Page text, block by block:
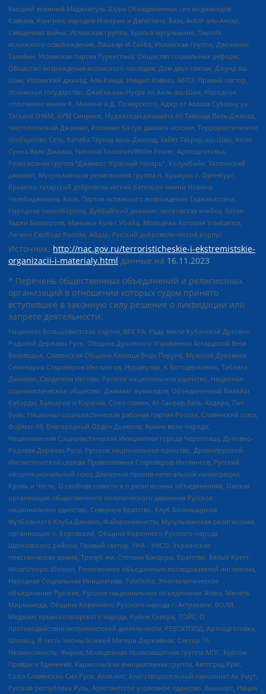
Высший военный Маджлисуль Шура Объединенных сил моджахедов
Кавказа, Конгресс народов Ичкерии и Дагестана, База, Асбат аль-Ансар,
Священная война, Исламская группа, Братья-мусульмане, Партия
исламского освобождения, Лашкар-И-Тайба, Исламская группа, Движение
Талибан, Исламская партия Туркестана, Общество социальных реформ,
Общество возрождения исламского наследия, Дом двух святых, Джунд аш-
Шам, Исламский джихад, Аль-Каида, Имарат Кавказ, АБТО, Правый сектор,
Исламское государство, Джабха аль-Нусра ли-Ахль аш-Шам, Народное
ополчение имени К. Минина и Д. Пожарского, Аджр от Аллаха Субхану уа
Тагьаля SHAM, АУМ Синрике, Муджахеды джамаата Ат-Тавхида Валь-Джихад,
Чистопольский Джамаат, Рохнамо ба суи давлати исломи, Террористическое
сообщество Сеть, Катиба Таухид валь-Джихад, Хайят Тахрир аш-Шам, Ахлю
Сунна Валь Джамаа, National Socialism/White Power, Артподготовка,
Религиозная группа “Джамаат “Красный пахарь”, Колумбайн, Хатлонский
джамаат, Мусульманская религиозная группа п. Кушкуль г. Оренбург,
Крымско-татарский добровольческий батальон имени Номана
Челебиджихана, Азов, Партия исламского возрождения Таджикистана,
Народная самооборона, Дуббайский джамаат, московская ячейка, Батал-
Хаджи Белхороев, Маньяки Культ Убийц, Молодёжь Которая Улыбается,
Легион Свобода России, Айдар, Русский добровольческий корпус
Источник: http://nac.gov.ru/terroristicheskie-i-ekstremistskie-
organizacii-i-materialy.html данные на 16.11.2023
* Перечень общественных объединений и религиозных
организаций в отношении которых судом принято
вступившее в законную силу решение о ликвидации или
запрете деятельности:
Национал-большевистская партия, ВЕК РА, Рада земли Кубанской Духовно
Родовой Державы Русь, Община Духовного Управления Асгардской Веси
Беловодья, Славянская Община Капища Веды Перуна, Мужская Духовная
Семинария Староверов-Инглингов, Нурджулар, К Богодержавию, Таблиги
Джамаат, Свидетели Иеговы, Русское национальное единство, Национал-
социалистическое общество, Джамаат мувахидов, Объединенный Вилайат
Кабарды, Балкарии и Карачая, Союз славян, Ат-Такфир Валь-Хиджра, Пит
Буль, Национал-социалистическая рабочая партия России, Славянский союз,
Формат-18, Благородный Орден Дьявола, Армия воли народа,
Национальная Социалистическая Инициатива города Череповца, Духовно-
Родовая Держава Русь, Русское национальное единство, Древнерусской
Инглистической церкви Православных Староверов-Инглингов, Русский
общенациональный союз, Движение против нелегальной иммиграции,
Кровь и Честь, О свободе совести и о религиозных объединениях, Омская
организация общественного политического движения Русское
национальное единство, Северное Братство, Клуб Болельщиков
Футбольного Клуба Динамо, Файзрахманисты, Мусульманская религиозная
организация п. Боровский, Община Коренного Русского народа
Щелковского района, Правый сектор, УНА - УНСО, Украинская
повстанческая армия, Тризуб им. Степана Бандеры, Братство, Белый Крест,
Misanthropic division, Религиозное объединение последователей инглиизма,
Народная Социальная Инициатива, TulaSkins, Этнополитическое
объединение Русские, Русское национальное объединение Атака, Мечеть
Мирмамеда, Община Коренного Русского народа г. Астрахани, ВОЛЯ,
Меджлис крымскотатарского народа, Рубеж Севера, ТОЙС, О
противодействии экстремистской деятельности, РЕВТАТПОД, Артподготовка,
Штольц, В честь иконы Божией Матери Державная, Сектор 16,
Независимость, Фирма, Молодежная правозащитная группа МПГ, Курсом
Правды и Единения, Каракольская инициативная группа, Автоград Крю,
Союз Славянских Сил Руси, Алля-Аят, Благотворительный пансионат Ак Умут,
Русская республика Русь, Арестантское уголовное единство, Башкорт, Нация